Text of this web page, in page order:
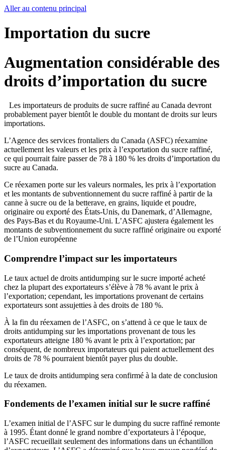
Aller au contenu principal
Importation du sucre
Augmentation considérable des
droits d’importation du sucre
Les importateurs de produits de sucre raffiné au Canada devront
probablement payer bientôt le double du montant de droits sur leurs
importations.
L’Agence des services frontaliers du Canada (ASFC) réexamine
actuellement les valeurs et les prix à l’exportation du sucre raffiné,
ce qui pourrait faire passer de 78 à 180 % les droits d’importation du
sucre au Canada.
Ce réexamen porte sur les valeurs normales, les prix à l’exportation
et les montants de subventionnement du sucre raffiné à partir de la
canne à sucre ou de la betterave, en grains, liquide et poudre,
originaire ou exporté des États-Unis, du Danemark, d’Allemagne,
des Pays-Bas et du Royaume-Uni. L’ASFC ajustera également les
montants de subventionnement du sucre raffiné originaire ou exporté
de l’Union européenne
Comprendre l’impact sur les importateurs
Le taux actuel de droits antidumping sur le sucre importé acheté
chez la plupart des exportateurs s’élève à 78 % avant le prix à
l’exportation; cependant, les importations provenant de certains
exportateurs sont assujetties à des droits de 180 %.
À la fin du réexamen de l’ASFC, on s’attend à ce que le taux de
droits antidumping sur les importations provenant de tous les
exportateurs atteigne 180 % avant le prix à l’exportation; par
conséquent, de nombreux importateurs qui paient actuellement des
droits de 78 % pourraient bientôt payer plus du double.
Le taux de droits antidumping sera confirmé à la date de conclusion
du réexamen.
Fondements de l’examen initial sur le sucre raffiné
L’examen initial de l’ASFC sur le dumping du sucre raffiné remonte
à 1995. Étant donné le grand nombre d’exportateurs à l’époque,
l’ASFC recueillait seulement des informations dans un échantillon